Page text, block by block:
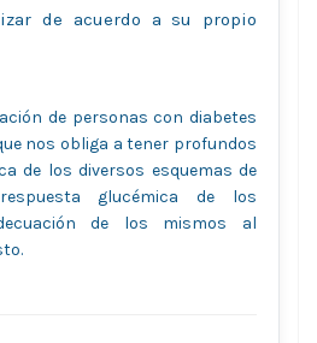
de acuerdo a su propio
de personas con diabetes
nos obliga a tener profundos
de los diversos esquemas de
glucémica de los
de los mismos al